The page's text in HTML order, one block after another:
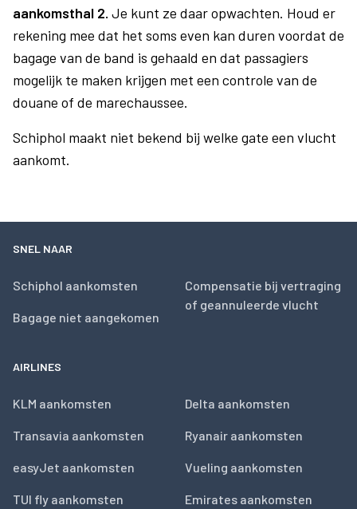
aankomsthal 2. Je kunt ze daar opwachten. Houd er
rekening mee dat het soms even kan duren voordat de
bagage van de band is gehaald en dat passagiers
mogelijk te maken krijgen met een controle van de
douane of de marechaussee.
Schiphol maakt niet bekend bij welke gate een vlucht
aankomt.
SNEL NAAR
Schiphol aankomsten
Bagage niet aangekomen
Compensatie bij vertraging
of geannuleerde vlucht
AIRLINES
KLM aankomsten
Transavia aankomsten
easyJet aankomsten
TUI fly aankomsten
Delta aankomsten
Ryanair aankomsten
Vueling aankomsten
Emirates aankomsten